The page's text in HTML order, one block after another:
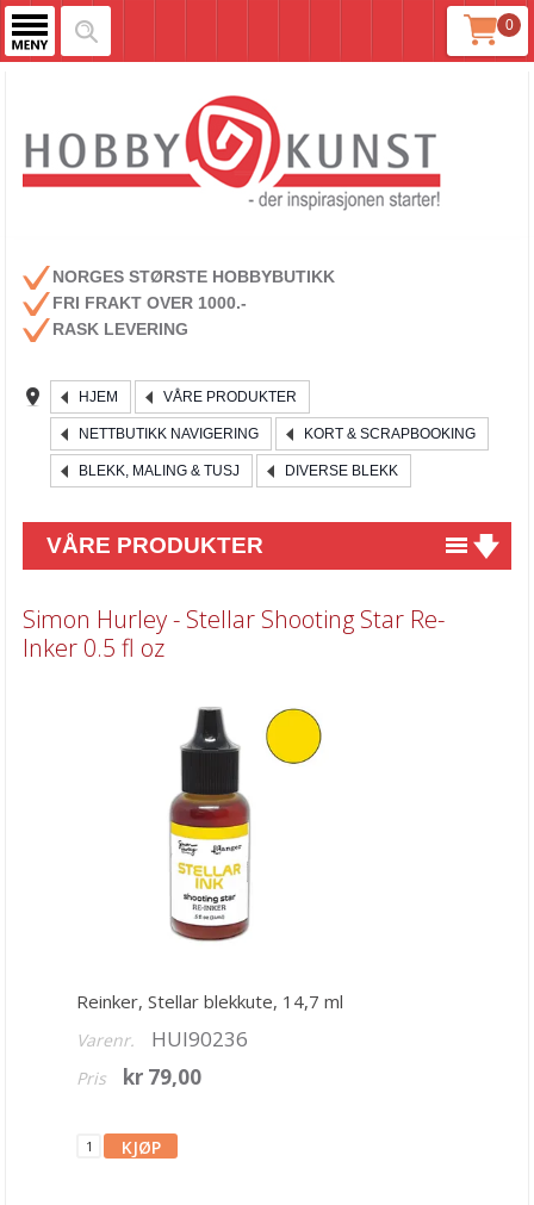
0
NORGES STØRSTE HOBBYBUTIKK
FRI FRAKT OVER 1000.-
RASK LEVERING
HJEM VÅRE PRODUKTER
NETTBUTIKK NAVIGERING KORT & SCRAPBOOKING
BLEKK, MALING & TUSJ DIVERSE BLEKK
VÅRE PRODUKTER
Tilbud
Kartong 12x12 inch
Motiv til kortlaging
Stæsj & pynt
Stempler
Blekk, maling & tusj
Alkoholblekk
Simon Hurley - Stellar Shooting Star Re-
Inker 0.5 fl oz
Reinker, Stellar blekkute, 14,7 ml
Varenr. HUI90236
Pris kr 79,00